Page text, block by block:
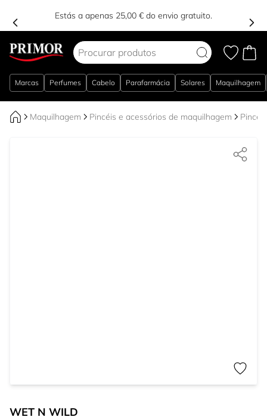
Estás a apenas 25,00 € do envio gratuito.
Marcas Perfumes Cabelo Parafarmácia Solares Maquilhagem
Maquilhagem Pincéis e acessórios de maquilhagem
WET N WILD